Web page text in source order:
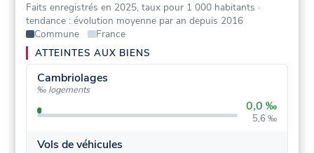
Faits enregistrés en 2025, taux pour 1 000 habitants ·
tendance : évolution moyenne par an depuis 2016
Commune
France
ATTEINTES AUX BIENS
Cambriolages
‰ logements
0,0 ‰
5,6 ‰
Vols de véhicules